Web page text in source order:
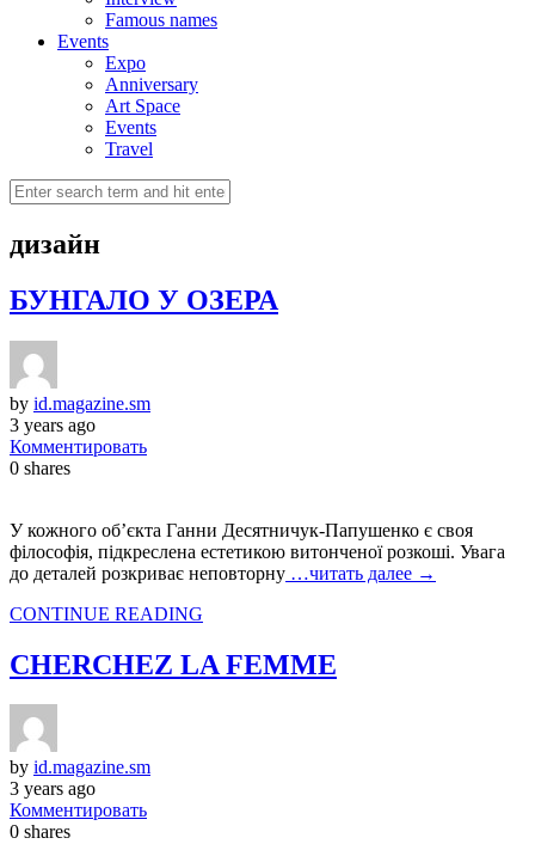
Famous names
Events
Expo
Anniversary
Art Space
Events
Travel
дизайн
БУНГАЛО У ОЗЕРА
by id.magazine.sm
3 years ago
Комментировать
0 shares
У кожного об’єкта Ганни Десятничук-Папушенко є своя
філософія, підкреслена естетикою витонченої розкоші. Увага
до деталей розкриває неповторну …читать далее →
CONTINUE READING
CHERCHEZ LA FEMME
by id.magazine.sm
3 years ago
Комментировать
0 shares